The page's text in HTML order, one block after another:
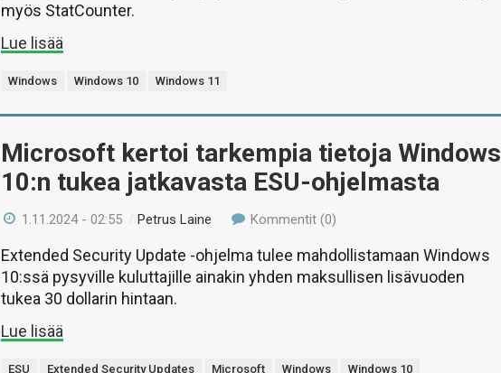
myös StatCounter.
Lue lisää
Windows Windows 10 Windows 11
Microsoft kertoi tarkempia tietoja Windows
10:n tukea jatkavasta ESU-ohjelmasta
1.11.2024 - 02:55 /Petrus Laine Kommentit (0)
Extended Security Update -ohjelma tulee mahdollistamaan Windows
10:ssä pysyville kuluttajille ainakin yhden maksullisen lisävuoden
tukea 30 dollarin hintaan.
Lue lisää
ESU Extended Security Updates Microsoft Windows Windows 10